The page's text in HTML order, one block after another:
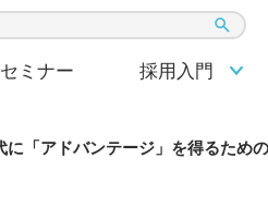
セミナー 採用入門
「アドバンテージ」を得るため